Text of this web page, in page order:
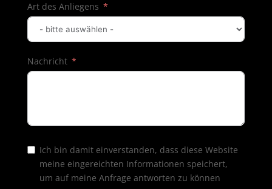
Art des Anliegens
Nachricht
Ich bin damit einverstanden, dass diese Website
meine eingereichten Informationen speichert,
um auf meine Anfrage antworten zu können